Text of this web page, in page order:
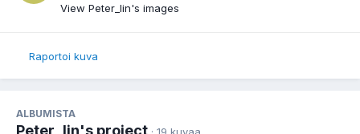
View Peter_lin's images
Raportoi kuva
ALBUMISTA
Peter_lin's project